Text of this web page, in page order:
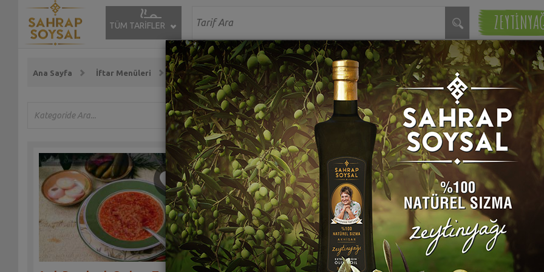
TÜM TARİFLER
Ana Sayfa İftar Menüleri Başlangıçlar